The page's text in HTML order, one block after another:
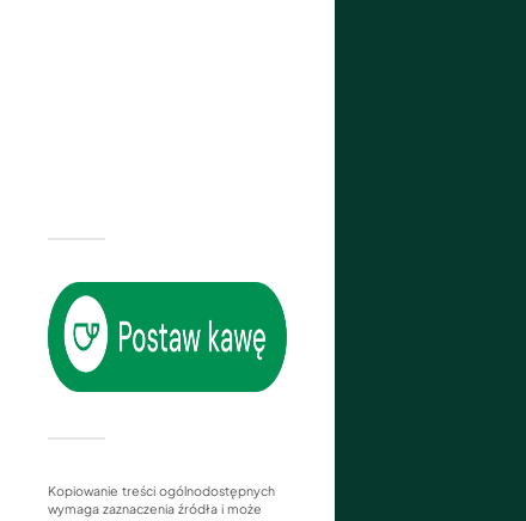
Kopiowanie treści ogólnodostępnych
wymaga zaznaczenia źródła i może